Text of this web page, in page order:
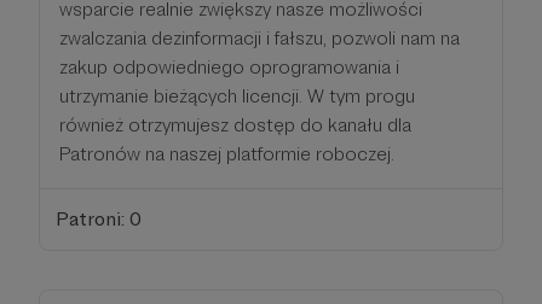
wsparcie realnie zwiększy nasze możliwości
zwalczania dezinformacji i fałszu, pozwoli nam na
zakup odpowiedniego oprogramowania i
utrzymanie bieżących licencji. W tym progu
również otrzymujesz dostęp do kanału dla
Patronów na naszej platformie roboczej.
Patroni: 0